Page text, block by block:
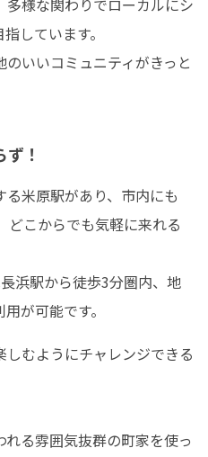
様な関わりでローカルにシ
しています。
いいコミュニティがきっと
！
米原駅があり、市内にも
どこからでも気軽に来れる
浜駅から徒歩3分圏内、地
が可能です。
むようにチャレンジできる
る雰囲気抜群の町家を使っ